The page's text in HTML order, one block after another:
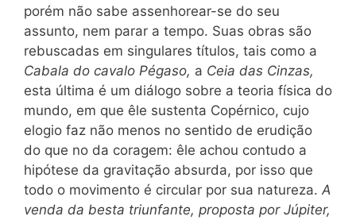
porém não sabe assenhorear-se do seu
assunto, nem parar a tempo. Suas obras são
rebuscadas em singulares títulos, tais como a
Cabala do cavalo Pégaso, a Ceia das Cinzas,
esta última é um diálogo sobre a teoria física do
mundo, em que êle sustenta Copérnico, cujo
elogio faz não menos no sentido de erudição
do que no da coragem: êle achou contudo a
hipótese da gravitação absurda, por isso que
todo o movimento é circular por sua natureza. A
venda da besta triunfante, proposta por Júpiter,